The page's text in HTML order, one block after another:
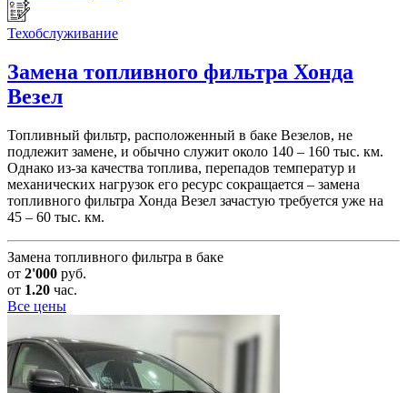
Техобслуживание
Замена топливного фильтра Хонда
Везел
Топливный фильтр, расположенный в баке Везелов, не
подлежит замене, и обычно служит около 140 – 160 тыс. км.
Однако из-за качества топлива, перепадов температур и
механических нагрузок его ресурс сокращается – замена
топливного фильтра Хонда Везел зачастую требуется уже на
45 – 60 тыс. км.
Замена топливного фильтра в баке
от 2'000 руб.
от 1.20 час.
Все цены